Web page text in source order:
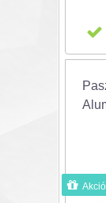
Akció